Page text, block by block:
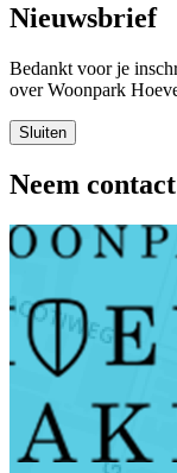
Nieuwsbrief
Bedankt voor je
over Woonpark
Sluiten
Neem